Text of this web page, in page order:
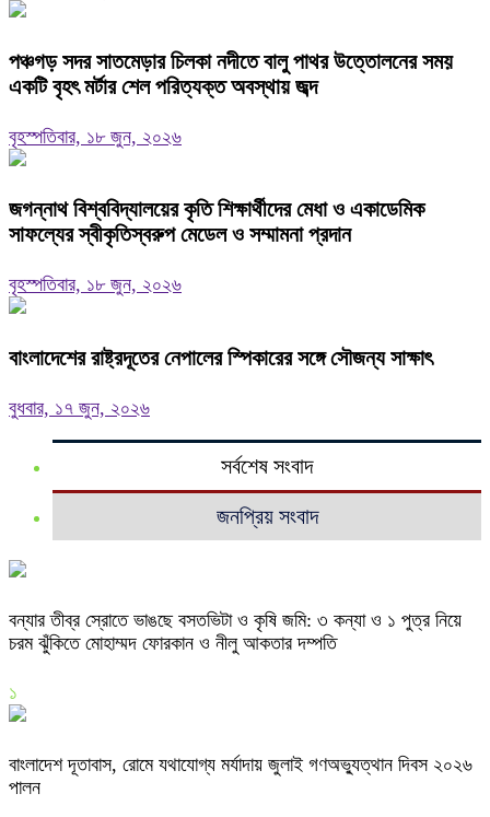
পঞ্চগড় সদর সাতমেড়ার চিলকা নদীতে বালু পাথর উত্তোলনের সময়
একটি বৃহৎ মর্টার শেল পরিত্যক্ত অবস্থায় জব্দ
বৃহস্পতিবার, ১৮ জুন, ২০২৬
জগন্নাথ বিশ্ববিদ্যালয়ের কৃতি শিক্ষার্থীদের মেধা ও একাডেমিক
সাফল্যের স্বীকৃতিস্বরুপ মেডেল ও সম্মামনা প্রদান
বৃহস্পতিবার, ১৮ জুন, ২০২৬
বাংলাদেশের রাষ্ট্রদূতের নেপালের স্পিকারের সঙ্গে সৌজন্য সাক্ষাৎ
বুধবার, ১৭ জুন, ২০২৬
সর্বশেষ সংবাদ
জনপ্রিয় সংবাদ
বন্যার তীব্র স্রোতে ভাঙছে বসতভিটা ও কৃষি জমি: ৩ কন্যা ও ১ পুত্র নিয়ে
চরম ঝুঁকিতে মোহাম্মদ ফোরকান ও নীলু আকতার দম্পতি
১
বাংলাদেশ দূতাবাস, রোমে যথাযোগ্য মর্যাদায় জুলাই গণঅভ্যুত্থান দিবস ২০২৬
পালন